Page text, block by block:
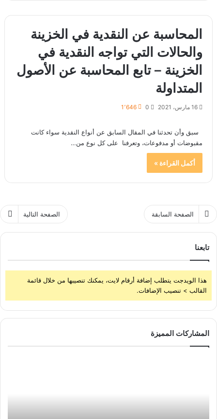
المحاسبة عن النقدية في الخزينة
والحالات التي تواجه النقدية في
الخزينة – تابع المحاسبة عن الأصول
المتداولة
16 مارس، 2021 0 1٬646
سبق وأن تحدثنا في المقال السابق عن أنواع النقدية سواء كانت
مقبوضات أو مدفوعات، وتعرفنا على كل نوع من…
أكمل القراءة »
الصفحة السابقة الصفحة التالية
تابعنا
هذا الويدجت يتطلب إضافة أرقام لايت، يمكنك تنصيبها من خلال قائمة
القالب > تنصيب الإضافات.
المشاركات المميزة